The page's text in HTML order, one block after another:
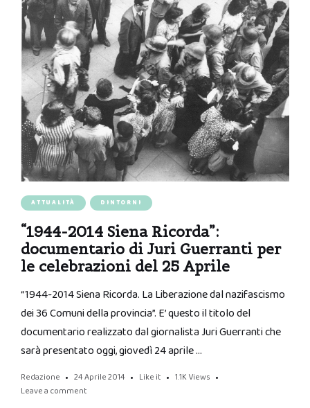
ATTUALITÀ DINTORNI
“1944-2014 Siena Ricorda”:
documentario di Juri Guerranti per
le celebrazioni del 25 Aprile
“1944-2014 Siena Ricorda. La Liberazione dal nazifascismo
dei 36 Comuni della provincia”. E’ questo il titolo del
documentario realizzato dal giornalista Juri Guerranti che
sarà presentato oggi, giovedì 24 aprile …
Redazione 24 Aprile 2014 Like it 1.1K Views
Leave a comment